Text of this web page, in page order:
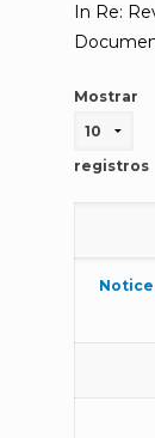
In Re:
Mostrar
registros